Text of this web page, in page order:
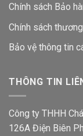
Chính sách Bảo
Chính sách
Bảo vệ thông tin
THÔNG TIN
Công ty THHH
126A Điện Biên